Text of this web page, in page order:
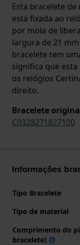
Esta bracelete
está fixada ao
por mola de
largura de 21
bracelete tem
significa que
os relógios
direito.
Bracelete
C0328271827100
Informações
Tipo Bracelete
Tipo de material
Comprimento do
bracelete)